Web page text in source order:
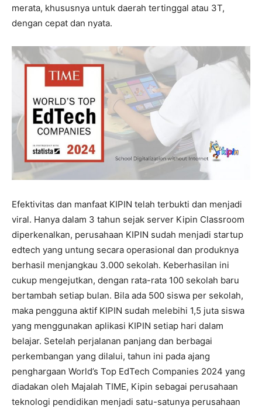
merata, khususnya untuk daerah tertinggal atau 3T,
dengan cepat dan nyata.
Efektivitas dan manfaat KIPIN telah terbukti dan menjadi
viral. Hanya dalam 3 tahun sejak server Kipin Classroom
diperkenalkan, perusahaan KIPIN sudah menjadi startup
edtech yang untung secara operasional dan produknya
berhasil menjangkau 3.000 sekolah. Keberhasilan ini
cukup mengejutkan, dengan rata-rata 100 sekolah baru
bertambah setiap bulan. Bila ada 500 siswa per sekolah,
maka pengguna aktif KIPIN sudah melebihi 1,5 juta siswa
yang menggunakan aplikasi KIPIN setiap hari dalam
belajar. Setelah perjalanan panjang dan berbagai
perkembangan yang dilalui, tahun ini pada ajang
penghargaan World’s Top EdTech Companies 2024 yang
diadakan oleh Majalah TIME, Kipin sebagai perusahaan
teknologi pendidikan menjadi satu-satunya perusahaan